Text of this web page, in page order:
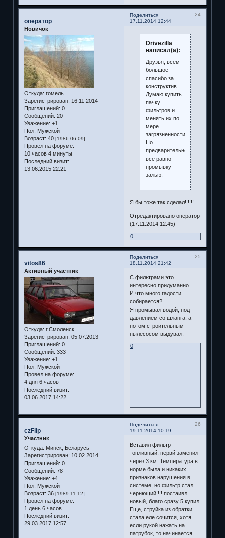
Поделиться
24
17.11.2014 12:44
оператор
Новичок
Откуда: гомель
Зарегистрирован: 16.11.2014
Приглашений: 0
Сообщений: 20
Уважение: +1
Пол: Мужской
Возраст: 40 [1986-06-09]
Провел на форуме:
10 часов 4 минуты
Последний визит:
13.06.2015 22:21
Drivezilla
написал(а):
Друзья, всем
большое
спасибо за
конструктив.
Думаю купить
пачку
фильтров и
менять их по
мере
загрязненности.
Но
предварительно
всё равно
промывку
залью.
Я бы тоже так сделал!!!!!!
Отредактировано оператор
(17.11.2014 12:45)
0
Поделиться
25
18.11.2014 21:42
vitos86
Активный участник
Откуда: г.Смоленск
Зарегистрирован: 05.07.2013
Приглашений: 0
Сообщений: 333
Уважение: +1
Пол: Мужской
Провел на форуме:
4 дня 6 часов
Последний визит:
03.06.2017 14:22
С фильтрами это
интересно придуманно.
И что много гадости
собирается?
Я промывал водой, под
давлением со шланга, а
потом строительным
пылесосом выдувал.
0
Поделиться
26
19.11.2014 10:19
czFlip
Участник
Откуда: Минск, Беларусь
Зарегистрирован: 10.02.2014
Приглашений: 0
Сообщений: 78
Уважение: +4
Пол: Мужской
Возраст: 36 [1989-11-12]
Провел на форуме:
1 день 6 часов
Последний визит:
29.03.2017 12:57
Вставил фильтр
топливный, первй заменил
через 3 км. Температура в
норме была и никаких
признаков нарушения в
системе, но фильтр стал
чернющий!!!! постаивл
новый, благо сразу 5 купил.
Еще, струйка из обратки
стала еле сочится, хотя
если рукой нажать на
патрубок, то начинается